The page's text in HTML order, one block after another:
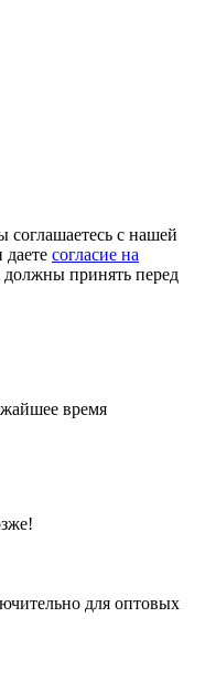
с нашей
даете согласие на
принять перед
время
для оптовых